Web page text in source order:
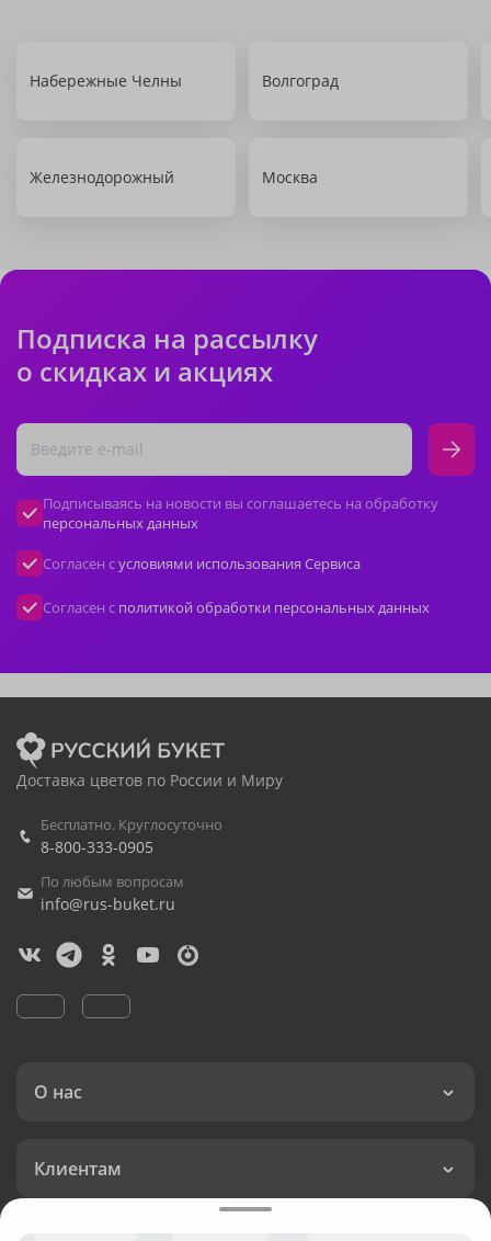
Набережные Челны Волгоград
Железнодорожный Москва
Подписка на рассылку
о скидках и акциях
Подписываясь на новости вы соглашаетесь на обработку
персональных данных
Согласен сусловиями использования Сервиса
Согласен с политикой обработки персональных данных
Доставка цветов по России и Миру
Бесплатно. Круглосуточно
8-800-333-0905
По любым вопросам
info@rus-buket.ru
О нас
Клиентам